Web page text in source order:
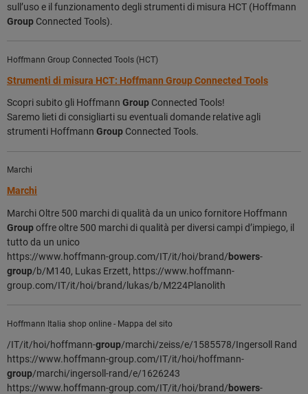
sull’uso e il funzionamento degli strumenti di misura HCT (Hoffmann
Group Connected Tools).
Hoffmann Group Connected Tools (HCT)
Strumenti di misura HCT: Hoffmann Group Connected Tools
Scopri subito gli Hoffmann Group Connected Tools!
Saremo lieti di consigliarti su eventuali domande relative agli
strumenti Hoffmann Group Connected Tools.
Marchi
Marchi
Marchi Oltre 500 marchi di qualità da un unico fornitore Hoffmann
Groupoffre oltre 500 marchi di qualità per diversi campi d’impiego, il
tutto da un unico
https://www.hoffmann-group.com/IT/it/hoi/brand/bowers-
group/b/M140, ⁣Lukas Erzett, https://www.hoffmann-
group.com/IT/it/hoi/brand/lukas/b/M224⁣Planolith
Hoffmann Italia shop online - Mappa del sito
/IT/it/hoi/hoffmann-group/marchi/zeiss/e/1585578/Ingersoll Rand
https://www.hoffmann-group.com/IT/it/hoi/hoffmann-
group/marchi/ingersoll-rand/e/1626243
https://www.hoffmann-group.com/IT/it/hoi/brand/bowers-